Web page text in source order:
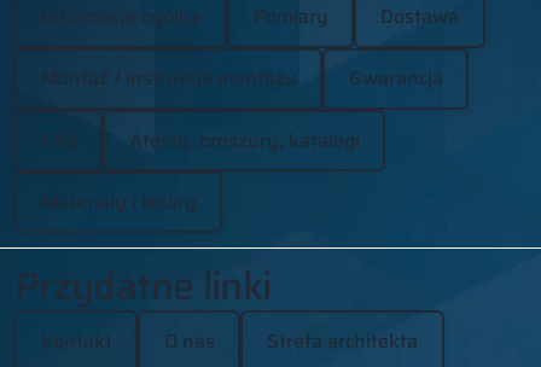
Informacje ogólne Pomiary Dostawa
Montaż / instrukcje montażu Gwarancja
FAQ Atesty, broszury, katalogi
Materiały i kolory
Przydatne linki
Kontakt O nas Strefa architekta